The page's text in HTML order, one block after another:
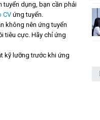
tuyển dụng, bạn cần phải
CV ứng tuyển.
không nên ứng tuyển
tiêu cực. Hãy chỉ ứng
kỹ lưỡng trước khi ứng